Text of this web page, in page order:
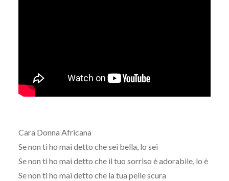
Cara Donna Africana
Se non ti ho mai detto che sei bella, lo sei
Se non ti ho mai detto che il tuo sorriso è adorabile, lo è
Se non ti ho mai detto che la tua pelle scura